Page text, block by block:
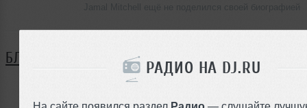
РАДИО НА DJ.RU
На сайте появился раздел Радио — слушайте
БЛОГ